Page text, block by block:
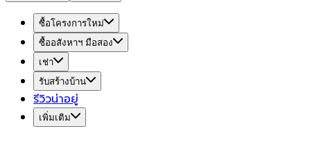
ซื้อโครงการใหม่
ซื้ออสังหาฯ มือสอง
เช่า
รับสร้างบ้าน
รีวิวน่าอยู่
เพิ่มเติม